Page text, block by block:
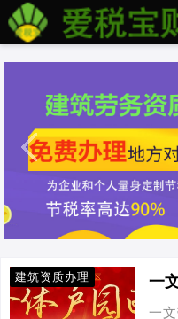
首页
联系我们
建筑资质办理
上海公司注册
建筑资质办理
一